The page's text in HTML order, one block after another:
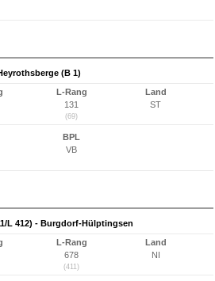
(B 1)
L-Rang
131
(69)
Land
ST
BPL
VB
L 412) - Burgdorf-Hülptingsen
L-Rang
678
(411)
Land
NI